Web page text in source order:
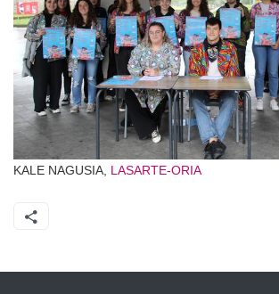
KALE NAGUSIA, LASARTE-ORIA